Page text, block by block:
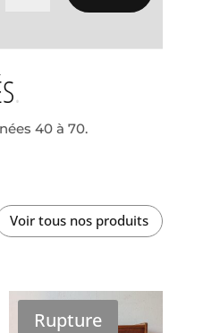
40 à 70.
Voir tous nos produits
Rupture